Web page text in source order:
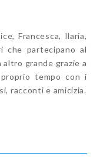
Francesca, Ilaria,
che partecipano al
grande grazie a
tempo con i
racconti e amicizia.